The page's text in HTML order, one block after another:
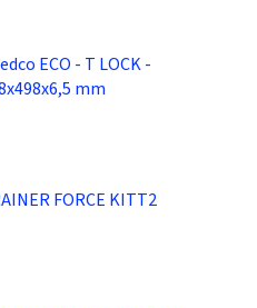
ECO - T LOCK -
mm
FORCE KITT2